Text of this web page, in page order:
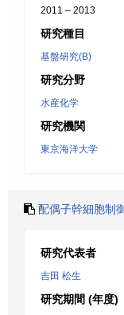
2011 – 2013
研究種目
基盤研究(B)
研究分野
水産化学
研究機関
東京海洋大学
配偶子幹細胞制
研究代表者
吉田 松生
研究期間 (年度)